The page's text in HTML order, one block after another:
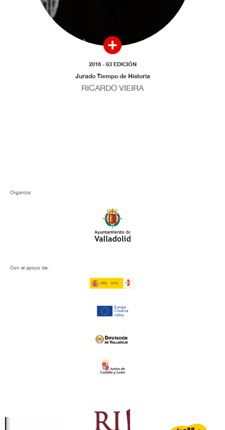
2018 - 63 EDICIÓN
Jurado Tiempo de Historia
RICARDO VIEIRA
Organiza:
Con el apoyo de: